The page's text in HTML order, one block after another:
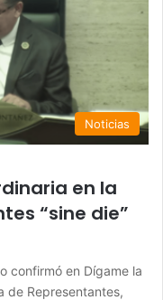
Noticias
en la
“sine die”
confirmó en Dígame la
de Representantes,